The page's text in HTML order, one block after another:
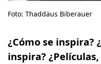
Foto: Thaddäus Biberauer
¿Cómo se inspira?
inspira?